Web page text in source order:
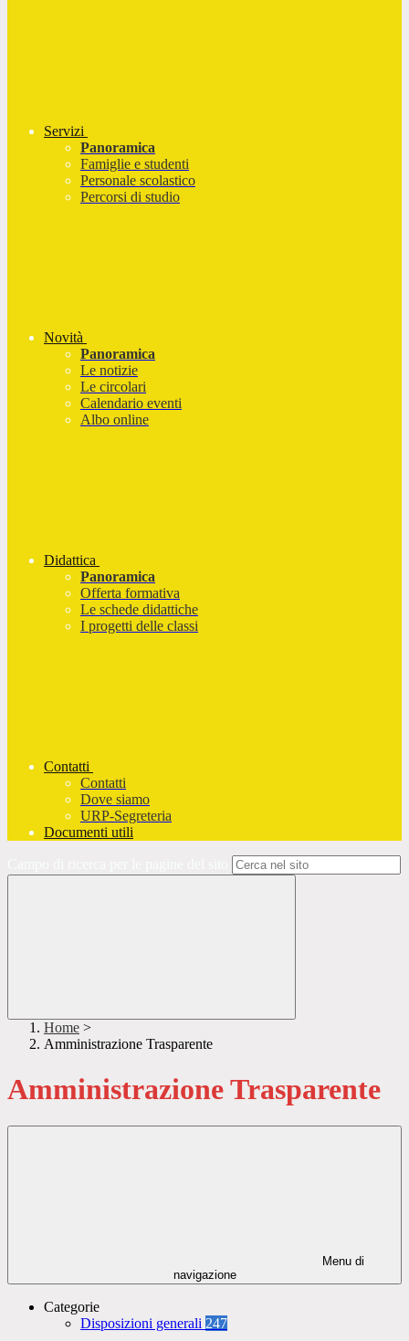
Servizi
Panoramica
Famiglie e studenti
Personale scolastico
Percorsi di studio
Novità
Panoramica
Le notizie
Le circolari
Calendario eventi
Albo online
Didattica
Panoramica
Offerta formativa
Le schede didattiche
I progetti delle classi
Contatti
Contatti
Dove siamo
URP-Segreteria
Documenti utili
Home >
Amministrazione Trasparente
Amministrazione Trasparente
Menu di
navigazione
Categorie
Disposizioni generali 247